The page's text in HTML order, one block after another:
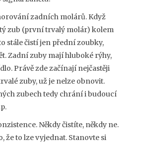
zadních molárů. Když
zub (první trvalý molár) kolem
stále čistí jen přední zoubky,
Zadní zuby mají hluboké rýhy,
Právě zde začínají nejčastěji
zuby, už je nelze obnovit.
zubech tedy chrání i budoucí
Někdy čistíte, někdy ne.
že to lze vyjednat. Stanovte si